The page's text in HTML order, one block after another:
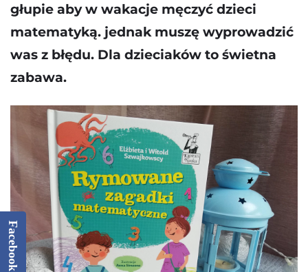
głupie aby w wakacje męczyć dzieci
matematyką. jednak muszę wyprowadzić
was z błędu. Dla dzieciaków to świetna
zabawa.
Facebook